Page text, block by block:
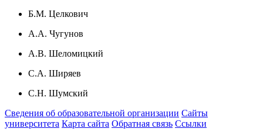
Б.М. Целкович
А.А. Чугунов
А.В. Шеломицкий
С.А. Ширяев
С.Н. Шумский
Сведения об образовательной организации Сайты
университета Карта сайта Обратная связь Ссылки